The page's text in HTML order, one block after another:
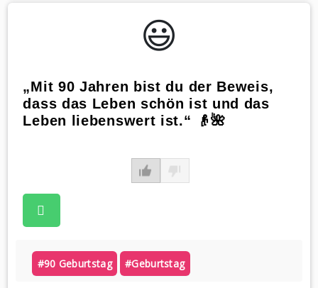
😃️
„Mit 90 Jahren bist du der Beweis,
dass das Leben schön ist und das
Leben liebenswert ist.“ 👴🌺
#90 Geburtstag #geburtstag